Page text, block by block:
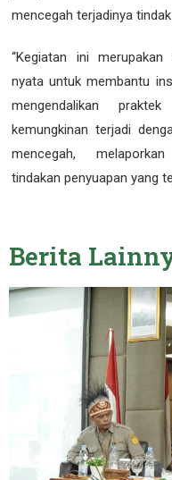
mencegah terjadinya
“Kegiatan ini
nyata untuk membantu
mengendalikan
kemungkinan terjadi
mencegah,
tindakan penyuapan yang
Berita